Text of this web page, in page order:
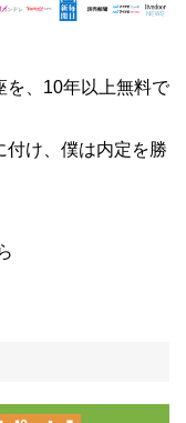
を、10年以上無料で
付け、僕は内定を勝